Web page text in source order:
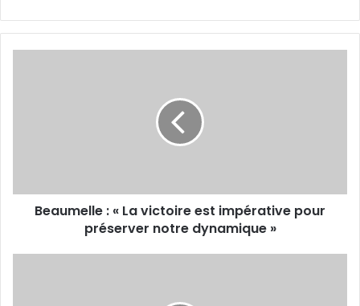
préserver
notreBeaumelle : « La victoire est impérative pour
préserver notre dynamique »